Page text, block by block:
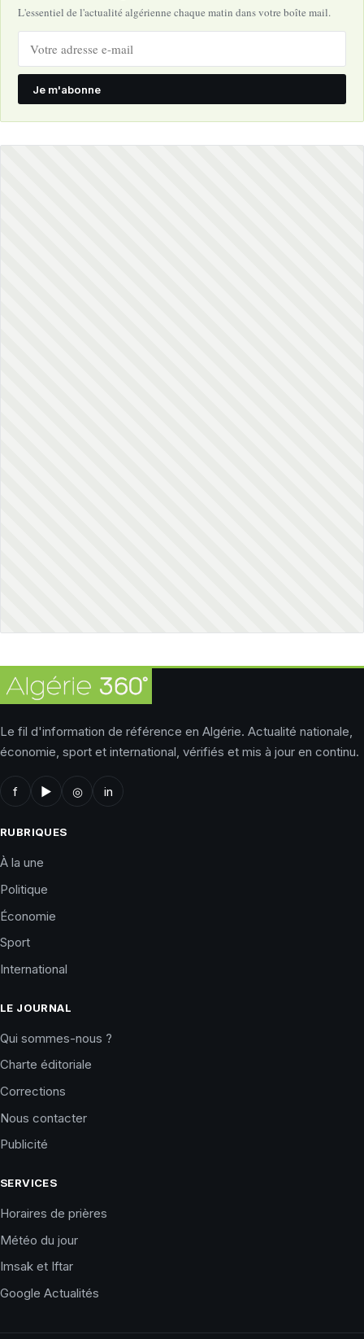
L'essentiel de l'actualité algérienne chaque matin dans votre boîte mail.
Je m'abonne
Le fil d'information de référence en Algérie. Actualité nationale,
économie, sport et international, vérifiés et mis à jour en continu.
f ▶ ◎ in
RUBRIQUES
À la une
Politique
Économie
Sport
International
LE JOURNAL
Qui sommes-nous ?
Charte éditoriale
Corrections
Nous contacter
Publicité
SERVICES
Horaires de prières
Météo du jour
Imsak et Iftar
Google Actualités